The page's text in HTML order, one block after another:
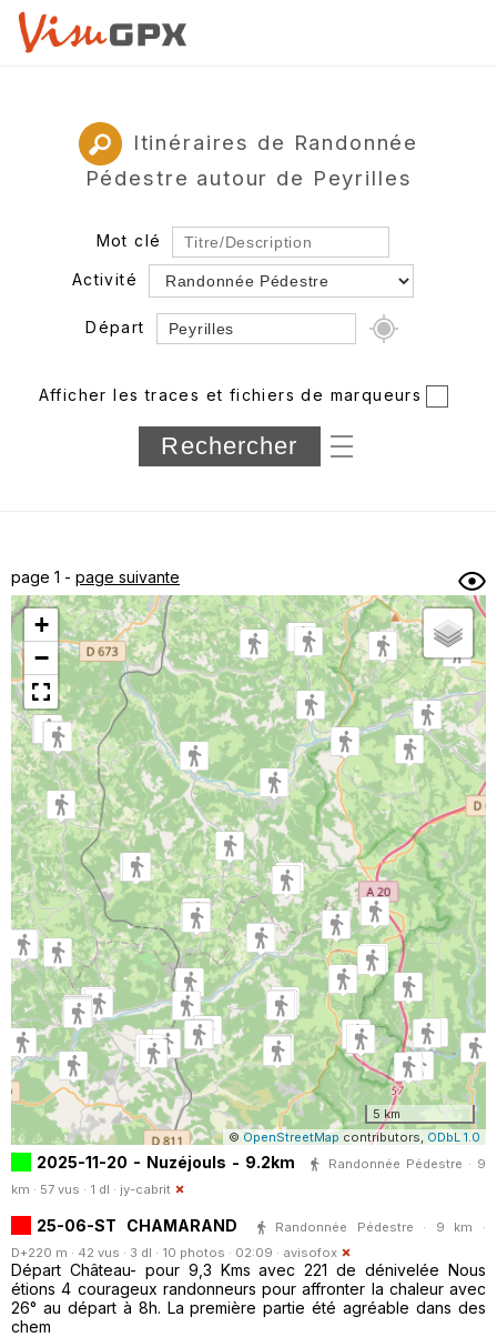
Itinéraires de Randonnée
Pédestre autour de Peyrilles
Mot clé
Activité
Départ
Département
Longueur min/max
sous-dossiers
Trier par
Horodatage Photos
Afficher les traces et fichiers de marqueurs
page 1 - page suivante
+
−
5 km
© OpenStreetMap contributors, ODbL 1.0
2025-11-20 - Nuzéjouls - 9.2km
Randonnée Pédestre · 9
km · 57 vus · 1 dl · jy-cabrit
25-06-ST CHAMARAND
Randonnée Pédestre · 9 km ·
D+220 m · 42 vus · 3 dl · 10 photos · 02:09 · avisofox
Départ Château- pour 9,3 Kms avec 221 de dénivelée Nous
étions 4 courageux randonneurs pour affronter la chaleur avec
26° au départ à 8h. La première partie été agréable dans des
chem